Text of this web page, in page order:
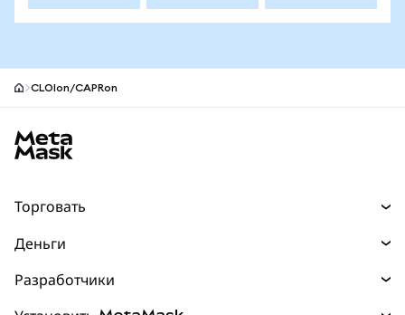
CLOIon/CAPRon
Торговать
Прогнозы
Деньги
Разработчики